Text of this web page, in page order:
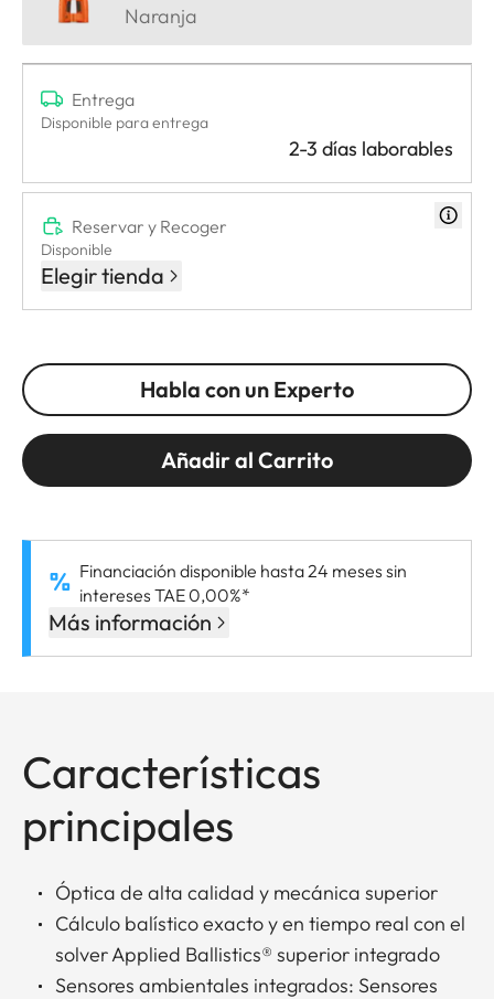
Naranja
Entrega
Disponible para entrega
2-3 días laborables
Reservar y Recoger
Disponible
Elegir tienda
Habla con un Experto
Añadir al Carrito
Financiación disponible hasta 24 meses sin
intereses TAE 0,00%*
Más información
Características
principales
Óptica de alta calidad y mecánica superior
Cálculo balístico exacto y en tiempo real con el
solver Applied Ballistics® superior integrado
Sensores ambientales integrados: Sensores